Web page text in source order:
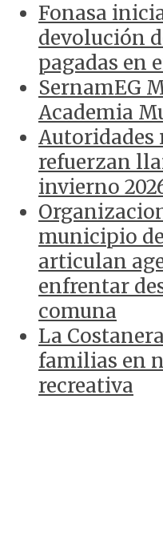
Fonasa
devolución
pagadas en
SernamEG
Academia
Autoridades
refuerzan
invierno
municipio
articulan
enfrentar
comuna
La
familias en
recreativa